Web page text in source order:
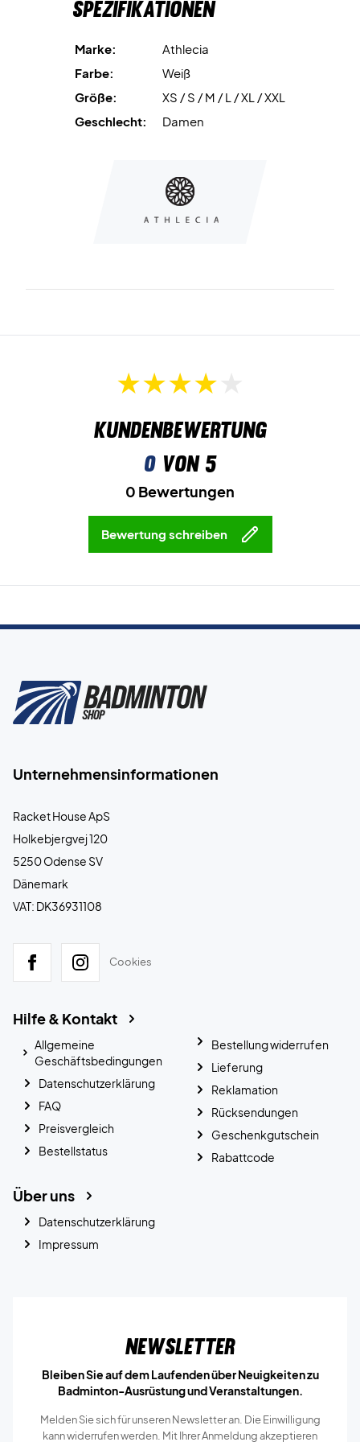
kombinierbar – perfekt sowohl für dein Trainingsoutfit als
Fühle dich wohl und sieh gut aus – bestelle jetzt dein
Athlecia Delrey Top!
Spezifikationen
Marke:
Athlecia
Farbe:
Weiß
Größe:
XS / S / M / L / XL / XXL
Geschlecht:
Damen
Kundenbewertung
0von 5
0 Bewertungen
Bewertung schreiben
Unternehmensinformationen
Racket House ApS
Holkebjergvej 120
5250 Odense SV
Dänemark
VAT: DK36931108
Cookies
Hilfe & Kontakt
Allgemeine
Geschäftsbedingungen
Datenschutzerklärung
FAQ
Preisvergleich
Bestellstatus
Bestellung widerrufen
Lieferung
Reklamation
Rücksendungen
Geschenkgutschein
Rabattcode
Über uns
Datenschutzerklärung
Impressum
Newsletter
Bleiben Sie auf dem Laufenden über Neuigkeiten zu
Badminton-Ausrüstung und Veranstaltungen.
Melden Sie sich für unseren Newsletter an. Die Einwilligung
kann widerrufen werden. Mit Ihrer Anmeldung akzeptieren